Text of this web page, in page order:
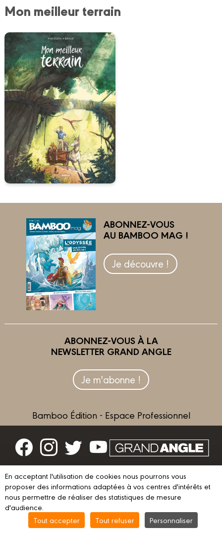
Mon meilleur terrain
ABONNEZ-VOUS
AU BAMBOO MAG !
Je découvre !
ABONNEZ-VOUS À LA
NEWSLETTER GRAND ANGLE
Je m'abonne !
Bamboo Édition - Espace Professionnel
Contactez-nous
Devenir partenaire
© 2023 GRAND ANGLE Mentions légales
Conditions d’utilisation
En acceptant l'utilisation de cookies nous pourrons vous
proposer des informations adaptées à vos centres d'intérêts et
nous permettre de réaliser des statistiques de mesure
d'audience.
Tout accepter
Tout refuser
Personnaliser